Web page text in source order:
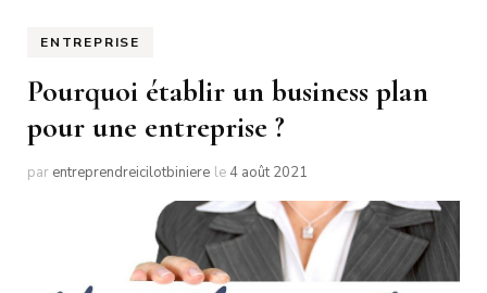
ENTREPRISE
Pourquoi établir un business plan
pour une entreprise ?
par entreprendreicilotbiniere le 4 août 2021